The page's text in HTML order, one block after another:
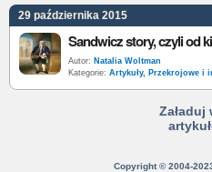
29 października 2015
Sandwicz story, czyli od
Autor: Natalia Woltman
Kategorie: Artykuły, Przekrojowe i
Załaduj
Copyright © 2004-